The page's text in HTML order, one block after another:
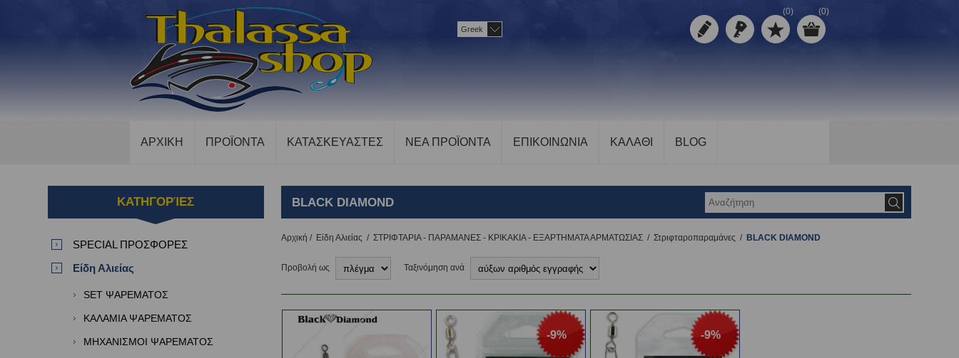
(0) (0)
Greek
ΑΡΧΙΚΗ ΠΡΟΪΟΝΤΑ ΚΑΤΑΣΚΕΥΑΣΤΕΣ ΝΕΑ ΠΡΟΪΟΝΤΑ ΕΠΙΚΟΙΝΩΝΙΑ ΚΑΛΑΘΙ BLOG
BLACK DIAMOND
Αρχική / Είδη Αλιείας / ΣΤΡΙΦΤΑΡΙΑ - ΠΑΡΑΜΑΝΕΣ - ΚΡΙΚΑΚΙΑ - ΕΞΑΡΤΗΜΑΤΑ ΑΡΜΑΤΩΣΙΑΣ / Στριφταροπαραμάνες / BLACK DIAMOND
Προβολή ως Ταξινόμηση ανά
-9% -9%
ΚΑΤΗΓΟΡΊΕΣ
SPECIAL ΠΡΟΣΦΟΡΕΣ
Είδη Αλιείας
SET ΨΑΡΕΜΑΤΟΣ
ΚΑΛΑΜΙΑ ΨΑΡΕΜΑΤΟΣ
ΜΗΧΑΝΙΣΜΟΙ ΨΑΡΕΜΑΤΟΣ